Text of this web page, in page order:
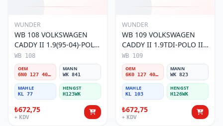
WUNDER
WB 108 VOLKSWAGEN
CADDY II 1.9(95-04)-POLO
III 1.9TDI 6N0 127 401 C
Yakıt/Mazot Filtresi
WB 108
OEM
6N0 127 401 C
MANN
WK 841
MAHLE
KL 77
HENGST
H123WK
₺672,75
+ KDV
WUNDER
WB 109 VOLKSWAGEN
CADDY II 1.9TDI-POLO III
1.9TDI 6K0 127 401 G
Yakıt/Mazot Filtresi
WB 109
OEM
6K0 127 401 G
MANN
WK 823
MAHLE
KL 103
HENGST
H126WK
₺672,75
+ KDV